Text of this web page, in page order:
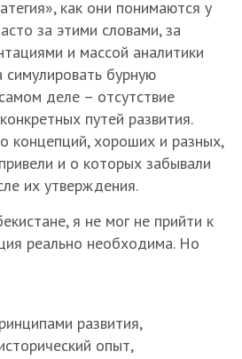
как они понимаются у
за этими словами, за
и массой аналитики
симулировать бурную
деле – отсутствие
путей развития.
концепций, хороших и разных,
и о которых забывали
их утверждения.
я не мог не прийти к
реально необходима. Но
развития,
опыт,